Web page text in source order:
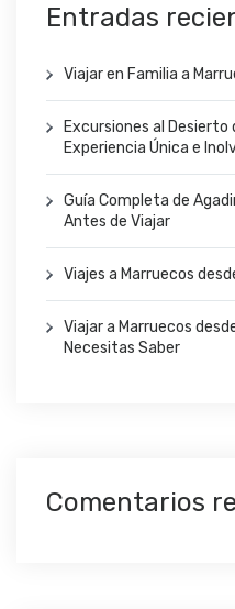
Entradas
Viajar en Familia a
Excursiones al Desierto
Experiencia Única e
Guía Completa de
Antes de Viajar
Viajes a Marruecos
Viajar a Marruecos
Necesitas Saber
Comentarios